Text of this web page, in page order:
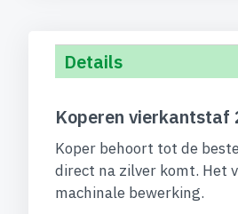
Details
Koperen
Koper behoort tot de
direct na zilver komt. Het
machinale bewerking.